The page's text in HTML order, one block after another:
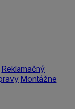
Reklamačný
Montážne